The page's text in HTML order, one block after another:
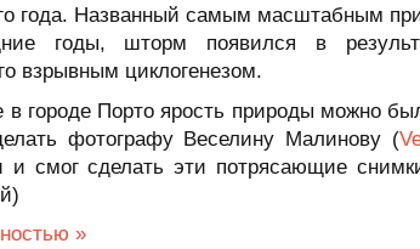
года. Названный самым масштабным
годы, шторм появился в
взрывным циклогенезом.
в городе Порто ярость природы можно
фотографу Веселину Малинову (
и смог сделать эти потрясающие
»